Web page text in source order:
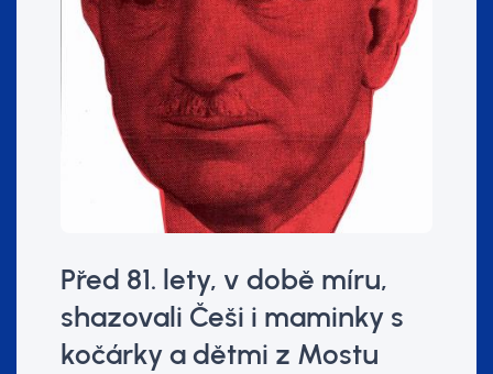
Před 81. lety, v době míru,
shazovali Češi i maminky s
kočárky a dětmi z Mostu